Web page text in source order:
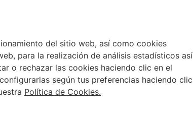
del sitio web, así como cookies
para la realización de análisis estadísticos así
o rechazar las cookies haciendo clic en el
según tus preferencias haciendo clic
Política de Cookies.